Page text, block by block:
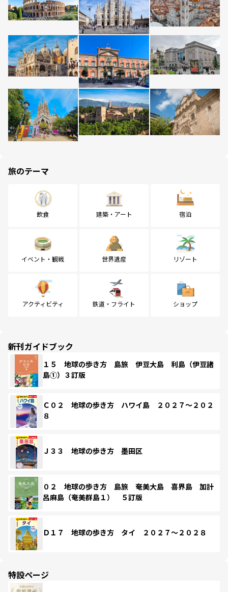
旅のテーマ
飲食 建築・アート 宿泊
イベント・観戦 世界遺産 リゾート
アクティビティ 鉄道・フライト ショップ
新刊ガイドブック
１５ 地球の歩き方 島旅 伊豆大島 利島（伊豆諸
島①）３訂版
Ｃ０２ 地球の歩き方 ハワイ島 ２０２７～２０２
８
Ｊ３３ 地球の歩き方 墨田区
０２ 地球の歩き方 島旅 奄美大島 喜界島 加計
呂麻島（奄美群島１） ５訂版
Ｄ１７ 地球の歩き方 タイ ２０２７～２０２８
特設ページ